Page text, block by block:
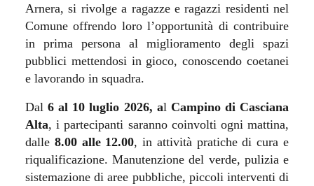
Arnera, si rivolge a ragazze e ragazzi residenti nel
Comune offrendo loro l’opportunità di contribuire
in prima persona al miglioramento degli spazi
pubblici mettendosi in gioco, conoscendo coetanei
e lavorando in squadra.
Dal 6 al 10 luglio 2026, al Campino di Casciana
Alta, i partecipanti saranno coinvolti ogni mattina,
dalle 8.00 alle 12.00, in attività pratiche di cura e
riqualificazione. Manutenzione del verde, pulizia e
sistemazione di aree pubbliche, piccoli interventi di